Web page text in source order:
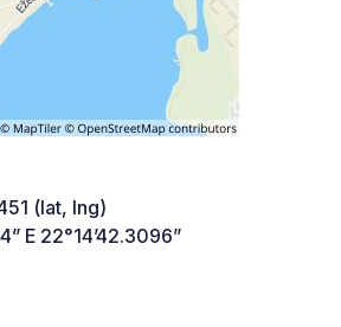
(lat, lng)
E 22°14’42.3096”